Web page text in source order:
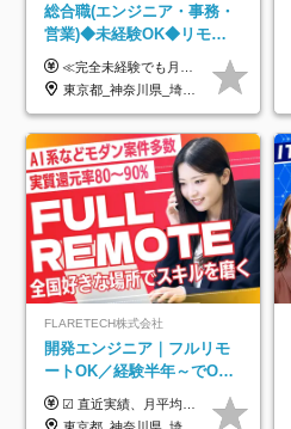
総合職(エンジニア・事務・
営業)◆未経験OK◆リモー
トあり◆残業月3h◆服装髪
型自由
≪完全未経験でも月給40万円以上も可能です！≫ -------------- 【1】ITエンジニア 月給26万円～50万円＋プロジェクト手当＋資格手当 【2】IT事務、営業事務 月給26万円～50万円＋プロジェクト手当＋資格手当 ≪【1】【2】共通≫ ★上記給与には固定残業代20時間分(月3万719円～)を含みます。残業が超過した場合は、追加支給します(残業は月平均3時間とほぼ発生しません。残業がなくても、固定残業代は支給されます) ★試用期間6ヵ月あり（期間中は月給23万1000円～。固定残業代20時間分3万719円～を含む／超過分は別途支給） -------------- 【3】SES営業、SaaS営業 月給30万円以上＋インセンティブ＋各種手当 ★上記給与には固定残業代45時間分(月7万6967円～)を含みます。残業が超過した場合は、追加支給します(残業は月平均3時間とほぼ発生しません。残業がなくても、固定残業代は支給されます) ★試用期間6ヵ月あり(期間中も給与や福利厚生は同じです)
東京都_神奈川県_埼玉県_千葉県_大阪府_愛知県_北海道_青森県_岩手県_宮城県_秋田県_山形県_福島県_茨城県_栃木県_群馬県_新潟県_山梨県_長野県_富山県_石川県_福井県_静岡県_岐阜県_三重県_兵庫県_京都府_滋賀県_奈良県_和歌山県_広島県_岡山県_鳥取県_島根県_山口県_徳島県_香川県_愛媛県_高知県_福岡県_熊本県_佐賀県_長崎県_大分県_宮崎県_鹿児島県_沖縄県
FLARETECH株式会社
開発エンジニア｜フルリモ
ートOK／経験半年～でOK
／実質還元率80～90%／前
給保証／AI系など最先端案
☑︎ 直近実績、月平均17,000円の昇給 ☑︎ 前職給与100%保証 ☑︎ 実質還元率80～90% ☑︎ 待機時も給与は満額支給 月給35万円～70万円＋交通費など各種手当 ※想定年収：4,200,000円～10,560,000円 ※経験・能力等を考慮の上で決定します。 ※上記金額には、みなし残業手当（50時間分・104,000円～212,000円）を含みます。超過分は別途追加支給します。 ┗残業時間は月平均10時間、多い時でも20時間程度と安定しております ★単価連動型の給与体系ではないため、万が一待機になってもその間の給与は満額支給しています。 ＜1年間の昇給事例をご紹介！＞ ・20代/フロントエンドエンジニア：月給274,000円→月給362,000円（＋88,000円/月） ・20代/iOSエンジニア：月給237,000円→月給287,000円（＋50,000円/月） ・20代/Androidエンジニア：月給316,000円→月給374,000円（＋58,000円/月） ・30代/Javaエンジニア（上流）：月給340,000円→月給418,000円（＋78,000円/月） ・30代/PMO：月給340,000円→月給418,000円（＋78,000円/月）